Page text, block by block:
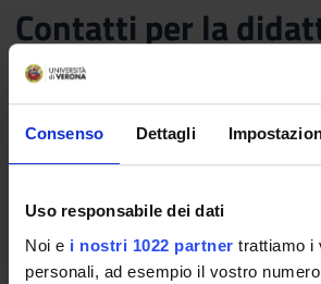
Consenso Dettagli
Uso responsabile dei dati
Noi e i nostri 1022 partner trattiamo i
personali, ad esempio il vostro
Contatti per la
dott.ssa Sabrina Piccinin
tel. + 39 0458028852
e-mail sabrina.piccinin@univr.it